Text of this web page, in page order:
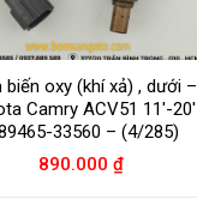
biến oxy (khí xả) , dưới –
Camry ACV51 11′-20′
33560 – (4/285)
890.000 ₫